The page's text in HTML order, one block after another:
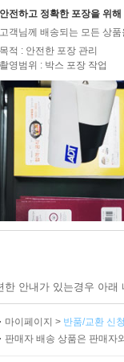
안전하고 정확한 포장을 위
고객님께 배송되는 모든 상
목적 : 안전한 포장 관리
촬영범위 : 박스 포장 작업
안내가 있는경우 아
마이페이지 > 반품/교환 신
판매자 배송 상품은 판매자